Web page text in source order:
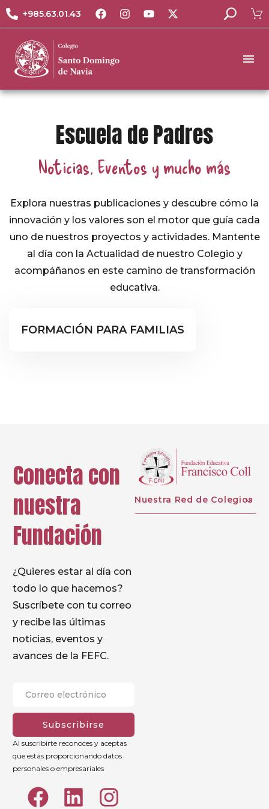
+985.63.01.43
Escuela de Padres
Noticias, Eventos y mucho más
Explora nuestras publicaciones y descubre cómo la
innovación y los valores son el motor que guía cada
uno de nuestros proyectos y actividades. Mantente
al día con la Actualidad de nuestro Colegio y
acompáñanos en este camino de transformación
educativa.
FORMACIÓN PARA FAMILIAS
Conecta con
nuestra
Fundación
¿Quieres estar al día con
todo lo que hacemos?
Suscríbete con tu correo
y recibe las últimas
noticias, eventos y
avances de la FEFC.
Subscribirse
Al suscribirte reconoces y aceptas
que estás proporcionando datos
personales o empresariales
Nuestra Red de Colegios